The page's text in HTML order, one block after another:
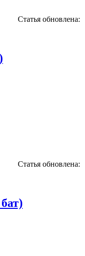
Статья обновлена:
Статья обновлена: